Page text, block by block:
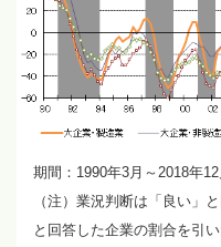
期間：1990年3月～2018年12
（注）業況判断は「良い」
と回答した企業の割合を引い